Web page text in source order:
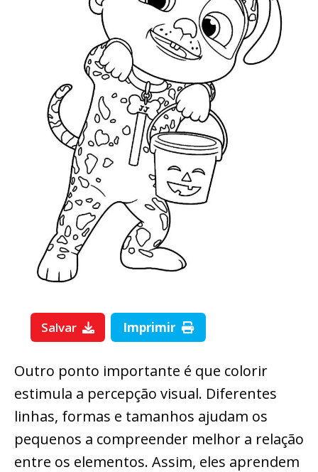
Salvar Imprimir
Outro ponto importante é que colorir
estimula a percepção visual. Diferentes
linhas, formas e tamanhos ajudam os
pequenos a compreender melhor a relação
entre os elementos. Assim, eles aprendem